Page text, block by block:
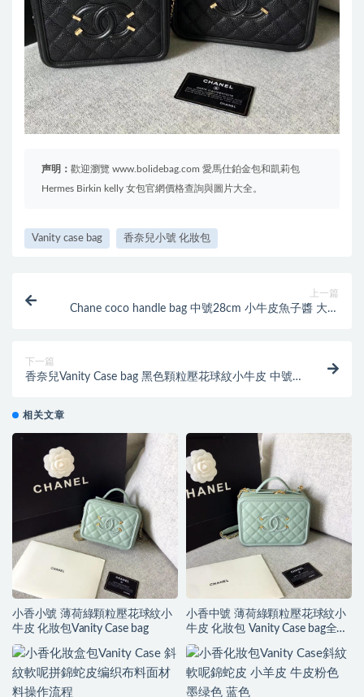
声明： 歡迎瀏覽 www.bolidebag.com 愛馬仕鉑金包和凱莉包
Hermes Birkin kelly 女包官網價格查詢與圖片大全。
Vanity case bag 香奈兒小號 化妝包
上一篇
Chane coco handle bag 中號28cm 小牛皮魚子醬 大红
下一篇
香奈兒Vanity Case bag 黑色顆粒壓花球紋小牛皮 中號
相关文章
小香小號 薄荷綠顆粒壓花球紋小
牛皮 化妝包Vanity Case bag
小香中號 薄荷綠顆粒壓花球紋小
牛皮 化妝包 Vanity Case bag全鋼
金屬